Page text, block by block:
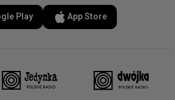
Play App Store